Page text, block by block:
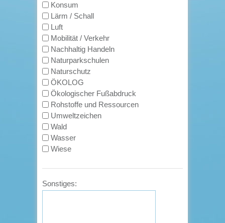
Konsum
Lärm / Schall
Luft
Mobilität / Verkehr
Nachhaltig Handeln
Naturparkschulen
Naturschutz
ÖKOLOG
Ökologischer Fußabdruck
Rohstoffe und Ressourcen
Umweltzeichen
Wald
Wasser
Wiese
Sonstiges: